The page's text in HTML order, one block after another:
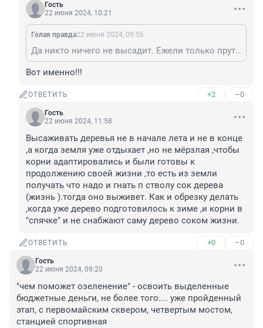
Гость
22 июня 2024, 10:21
Голая правда22 июня 2024, 09:56
Да никто ничего не высадит. Ежели только прутики.
Вот именно!!!
ОТВЕТИТЬ +2 –0
Гость
22 июня 2024, 11:58
Высаживать деревья не в начале лета и не в конце
,а когда земля уже отдыхает ,но не мёрзлая ,чтобы
корни адаптировались и были готовы к
продолжению своей жизни ,то есть из земли
получать что надо и гнать п стволу сок дерева
(жизнь ).тогда оно выживет. Как и обрезку делать
,когда уже дерево подготовилось к зиме ,и корни в
"спячке" и не снабжают саму дерево соком жизни.
ОТВЕТИТЬ +0 –0
Гость
22 июня 2024, 09:20
"чем поможет озеленение" - освоить выделенные
бюджетные деньги, не более того.... уже пройденный
этап, с первомайским сквером, четвертым мостом,
станцией спортивная